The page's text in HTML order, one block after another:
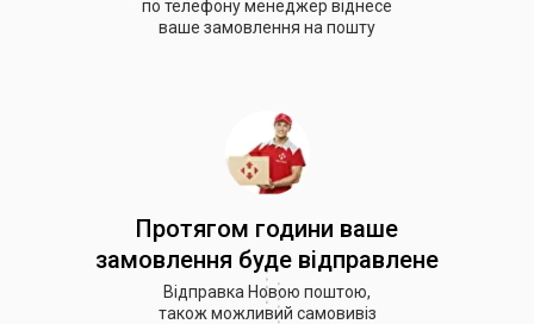
по телефону менеджер віднесе
ваше замовлення на пошту
Протягом години ваше
замовлення буде відправлене
Відправка Новою поштою,
також можливий самовивіз